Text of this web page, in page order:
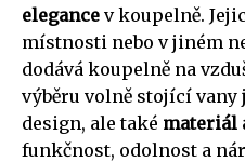
elegance v koupelně.
místnosti nebo v jiném
dodává koupelně na
výběru volně stojící vany
design, ale také materiál
funkčnost, odolnost a